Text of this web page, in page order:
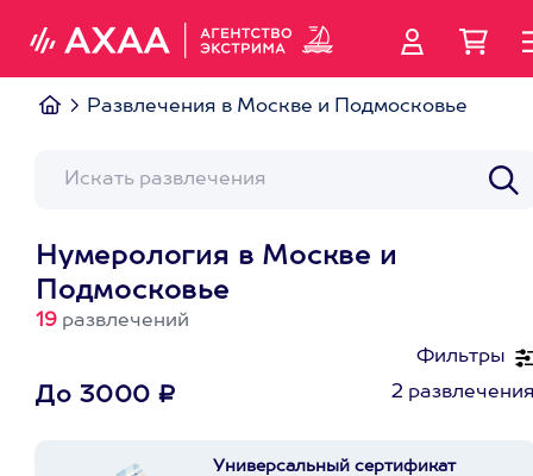
Развлечения в Москве и Подмосковье
Нумерология в Москве и
Подмосковье
19 развлечений
Фильтры
До 3000 ₽ 2
Универсальный сертификат